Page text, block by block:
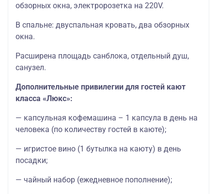
обзорных окна, электророзетка на 220V.
В спальне: двуспальная кровать, два обзорных
окна.
Расширена площадь санблока, отдельный душ,
санузел.
Дополнительные привилегии для гостей кают
класса «Люкс»:
— капсульная кофемашина – 1 капсула в день на
человека (по количеству гостей в каюте);
— игристое вино (1 бутылка на каюту) в день
посадки;
— чайный набор (ежедневное пополнение);